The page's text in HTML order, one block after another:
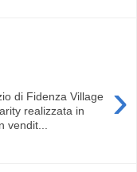
›
di Fidenza Village
realizzata in
vendit...